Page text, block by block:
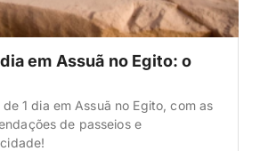
em Assuã no Egito: o
1 dia em Assuã no Egito, com as
de passeios e